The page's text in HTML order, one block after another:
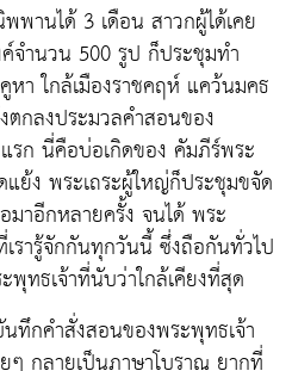
พานได้ 3 เดือน สาวกผู้ได้เคย
จำนวน 500 รูป ก็ประชุมทำ
า ใกล้เมืองราชคฤห์ แคว้นมคธ
กลงประมวลคำสอนของ
รก นี่คือบ่อเกิดของ คัมภีร์พระ
ย้ง พระเถระผู้ใหญ่ก็ประชุมขจัด
าอีกหลายครั้ง จนได้พระ
เรารู้จักกันทุกวันนี้ ซึ่งถือกันทั่วไป
พุทธเจ้าที่นับว่าใกล้เคียงที่สุด
กคำสั่งสอนของพระพุทธเจ้า
ๆ กลายเป็นภาษาโบราณ ยากที่